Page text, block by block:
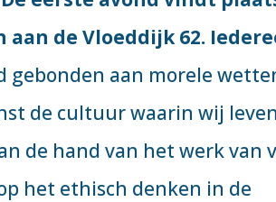
de Vloeddijk 62.
gebonden aan morele
de cultuur waarin wij
de hand van het werk van
het ethisch denken in de